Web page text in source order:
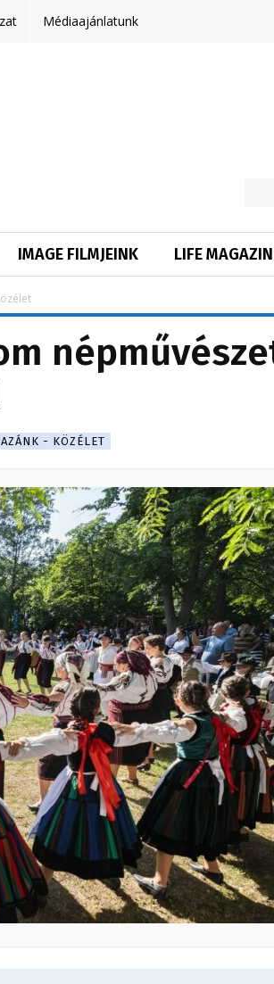
Médiaajánlatunk
IMAGE FILMJEINK LIFE MAGAZIN
- KÖZÉLET